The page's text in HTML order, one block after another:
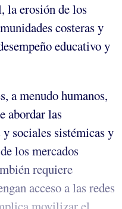
la erosión de los
costeras y
educativo y
a menudo humanos,
abordar las
sociales sistémicas y
los mercados
requiere
acceso a las redes